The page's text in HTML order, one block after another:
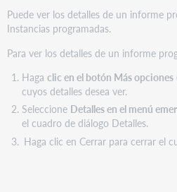
Puede ver los detalles de un informe
Instancias programadas.
Para ver los detalles de un informe
Haga clic en el botón Más opciones
cuyos detalles desea ver.
Seleccione Detalles en el menú
el cuadro de diálogo Detalles.
Haga clic en Cerrar para cerrar el